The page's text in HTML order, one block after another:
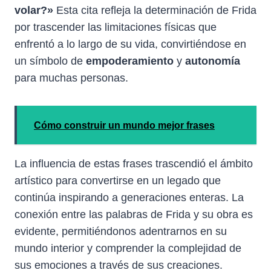
volar?» Esta cita refleja la determinación de Frida
por trascender las limitaciones físicas que
enfrentó a lo largo de su vida, convirtiéndose en
un símbolo de empoderamiento y autonomía
para muchas personas.
Cómo construir un mundo mejor frases
La influencia de estas frases trascendió el ámbito
artístico para convertirse en un legado que
continúa inspirando a generaciones enteras. La
conexión entre las palabras de Frida y su obra es
evidente, permitiéndonos adentrarnos en su
mundo interior y comprender la complejidad de
sus emociones a través de sus creaciones.